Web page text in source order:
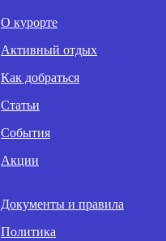
О курорте
Активный отдых
Как добраться
Статьи
События
Акции
Документы и правила
Политика